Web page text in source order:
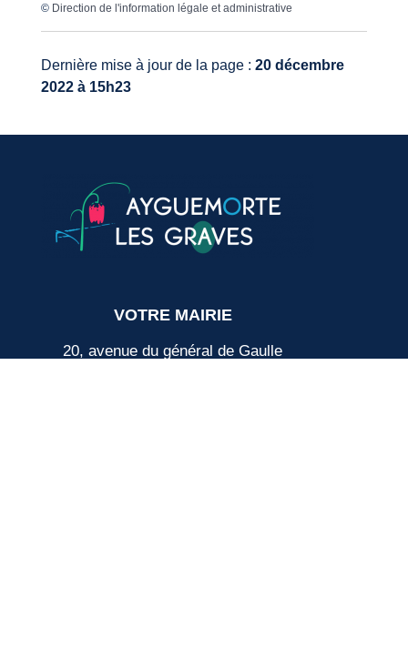
© Direction de l'information légale et administrative
Dernière mise à jour de la page : 20 décembre
2022 à 15h23
VOTRE MAIRIE
20, avenue du général de Gaulle